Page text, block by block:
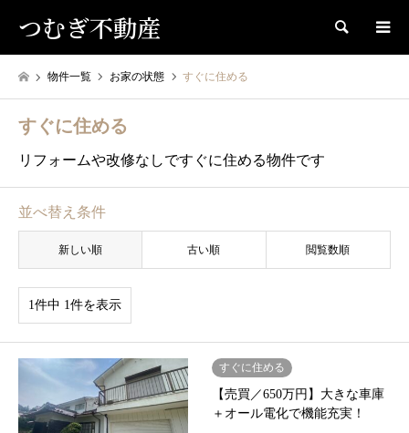
つむぎ不動産 検索
物件一覧 お家の状態 すぐに住める
すぐに住める
リフォームや改修なしですぐに住める物件です
並べ替え条件
新しい順 古い順 閲覧数順
1件中 1件を表示
すぐに住める
【売買／650万円】大きな車庫
＋オール電化で機能充実！